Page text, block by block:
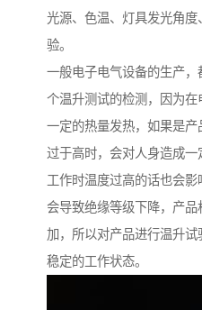
光源、色温、灯具发光角
验。
一般电子电气设备的生产
个温升测试的检测，因为
一定的热量发热，如果是
过于高时，会对人身造成
工作时温度过高的话也会
会导致绝缘等级下降，产
加，所以对产品进行温升
稳定的工作状态。